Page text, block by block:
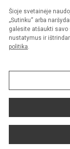
Šioje svetainėje
„Sutinku“ arba
galėsite atšaukti
nustatymus ir
politika.
© 2018. Kauno
Kopijuoti turinį be